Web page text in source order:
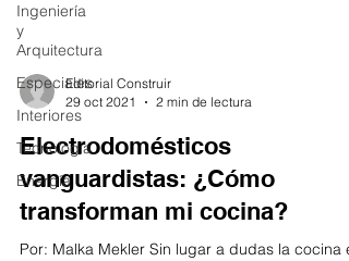
Ingeniería
y
Arquitectura
Especiales
Interiores
Tecnología
Energía
Editorial Construir
29 oct 2021
2 min de lectura
Electrodomésticos
vanguardistas: ¿Cómo
transforman mi cocina?
Por: Malka Mekler Sin lugar a dudas la cocina